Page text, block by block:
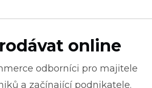
online
odborníci pro majitele
a začínající podnikatele.